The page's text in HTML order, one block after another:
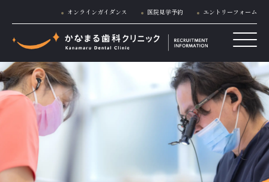
オンラインガイダンス 医院見学予約 エントリーフォーム